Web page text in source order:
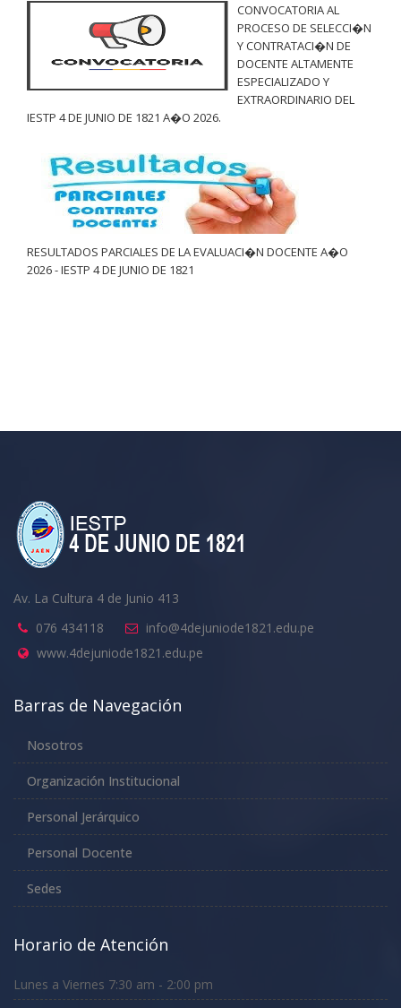
CONVOCATORIA AL
PROCESO DE SELECCI�N
Y CONTRATACI�N DE
DOCENTE ALTAMENTE
ESPECIALIZADO Y
EXTRAORDINARIO DEL
IESTP 4 DE JUNIO DE 1821 A�O 2026.
RESULTADOS PARCIALES DE LA EVALUACI�N DOCENTE A�O
2026 - IESTP 4 DE JUNIO DE 1821
Av. La Cultura 4 de Junio 413
076 434118
info@4dejuniode1821.edu.pe
www.4dejuniode1821.edu.pe
Barras de Navegación
Nosotros
Organización Institucional
Personal Jerárquico
Personal Docente
Sedes
Horario de Atención
Lunes a Viernes 7:30 am - 2:00 pm